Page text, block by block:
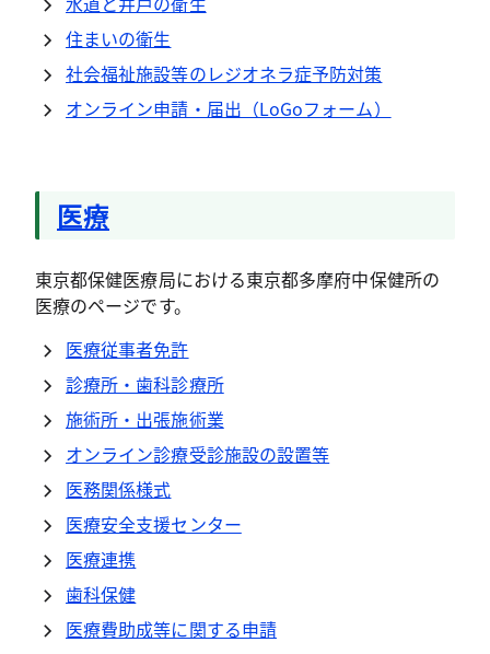
住まいの衛生
社会福祉施設等のレジオネラ症予防対策
オンライン申請・届出（LoGoフォーム）
医療
東京都保健医療局における東京都多摩府中保健所の
医療のページです。
医療従事者免許
診療所・歯科診療所
施術所・出張施術業
オンライン診療受診施設の設置等
医務関係様式
医療安全支援センター
医療連携
歯科保健
医療費助成等に関する申請